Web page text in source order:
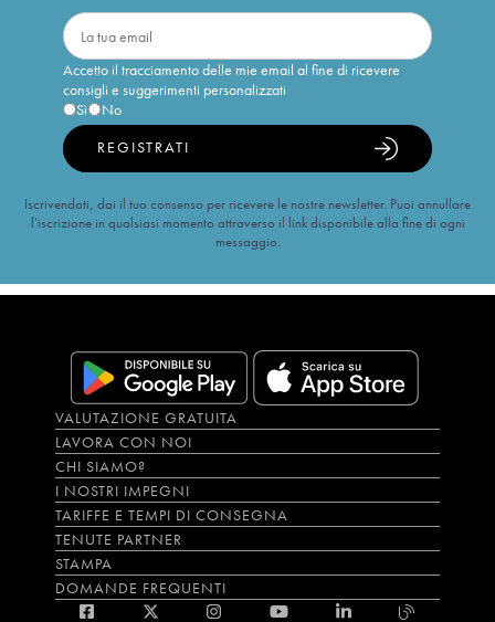
Accetto il tracciamento delle mie email al fine di ricevere
consigli e suggerimenti personalizzati
Sì
No
REGISTRATI
Iscrivendoti, dai il tuo consenso per ricevere le nostre newsletter. Puoi annullare
l’iscrizione in qualsiasi momento attraverso il link disponibile alla fine di ogni
messaggio.
VALUTAZIONE GRATUITA
LAVORA CON NOI
CHI SIAMO?
I NOSTRI IMPEGNI
TARIFFE E TEMPI DI CONSEGNA
TENUTE PARTNER
STAMPA
DOMANDE FREQUENTI